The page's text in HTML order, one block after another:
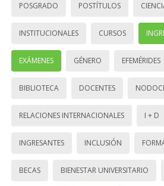
POSGRADO POSTÍTULOS
INSTITUCIONALES CURSOS
EXÁMENES GÉNERO EFEMÉRIDES
BIBLIOTECA DOCENTES
RELACIONES INTERNACIONALES I + D
INGRESANTES INCLUSIÓN
BECAS BIENESTAR UNIVERSITARIO